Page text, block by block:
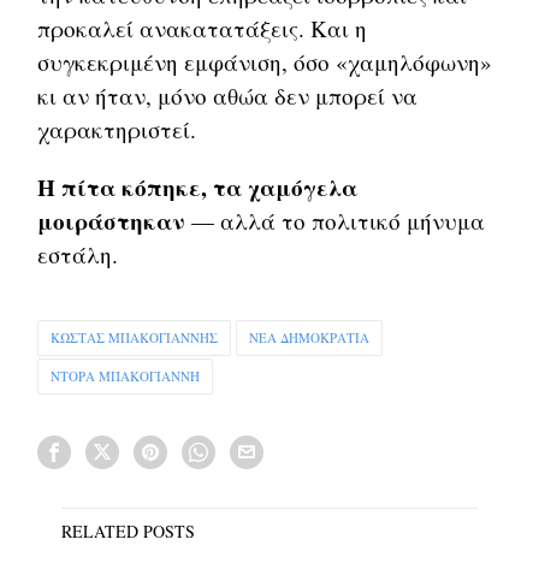
προκαλεί ανακατατάξεις. Και η
συγκεκριμένη εμφάνιση, όσο «χαμηλόφωνη»
κι αν ήταν, μόνο αθώα δεν μπορεί να
χαρακτηριστεί.
Η πίτα κόπηκε, τα χαμόγελα
μοιράστηκαν — αλλά το πολιτικό μήνυμα
εστάλη.
ΚΩΣΤΑΣ ΜΠΑΚΟΓΙΑΝΝΗΣ ΝΕΑ ΔΗΜΟΚΡΑΤΙΑ
ΝΤΟΡΑ ΜΠΑΚΟΓΙΑΝΝΗ
RELATED POSTS